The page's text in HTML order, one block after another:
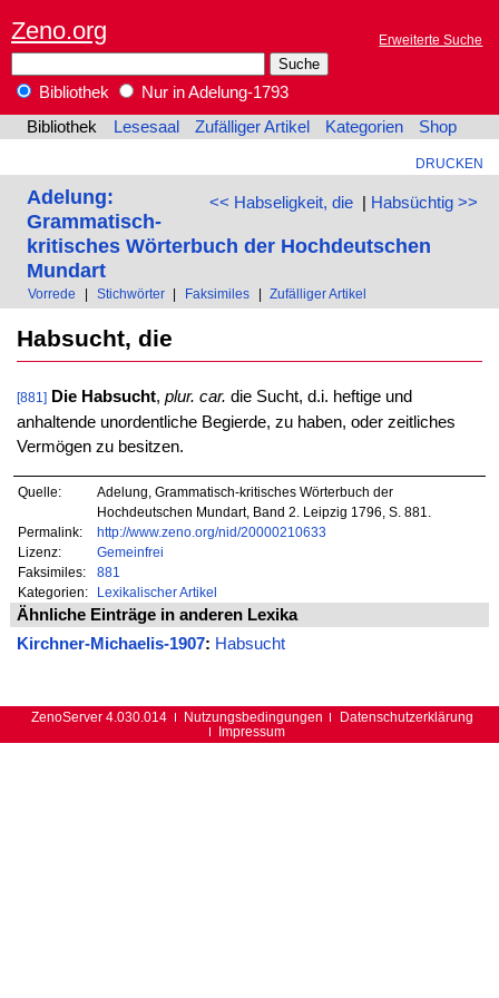
Zeno.org Erweiterte Suche
Bibliothek
Nur in Adelung-1793
Bibliothek
Lesesaal Zufälliger Artikel Kategorien Shop
DRUCKEN
<< Habseligkeit, die| Habsüchtig >>
Adelung:
Grammatisch-
kritisches Wörterbuch der Hochdeutschen
Mundart
Vorrede Stichwörter Faksimiles Zufälliger Artikel
Habsucht, die
[881] Die Habsucht, plur. car. die Sucht, d.i. heftige und
anhaltende unordentliche Begierde, zu haben, oder zeitliches
Vermögen zu besitzen.
Quelle:
Adelung, Grammatisch-kritisches Wörterbuch der
Hochdeutschen Mundart, Band 2. Leipzig 1796, S. 881.
Permalink:
http://www.zeno.org/nid/20000210633
Lizenz:
Gemeinfrei
Faksimiles:
881
Kategorien:
Lexikalischer Artikel
Ähnliche Einträge in anderen Lexika
Kirchner-Michaelis-1907: Habsucht
ZenoServer 4.030.014 Nutzungsbedingungen
Datenschutzerklärung
Impressum